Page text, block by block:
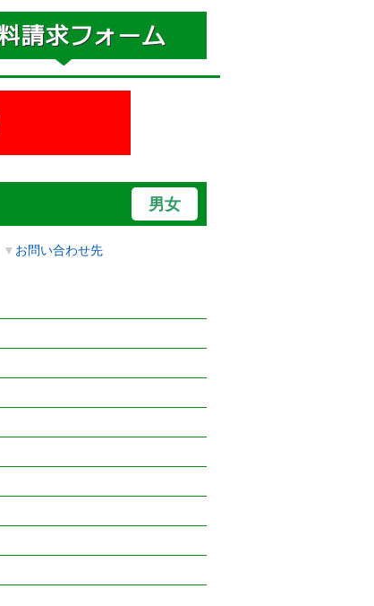
男女
▼ お問い合わせ先